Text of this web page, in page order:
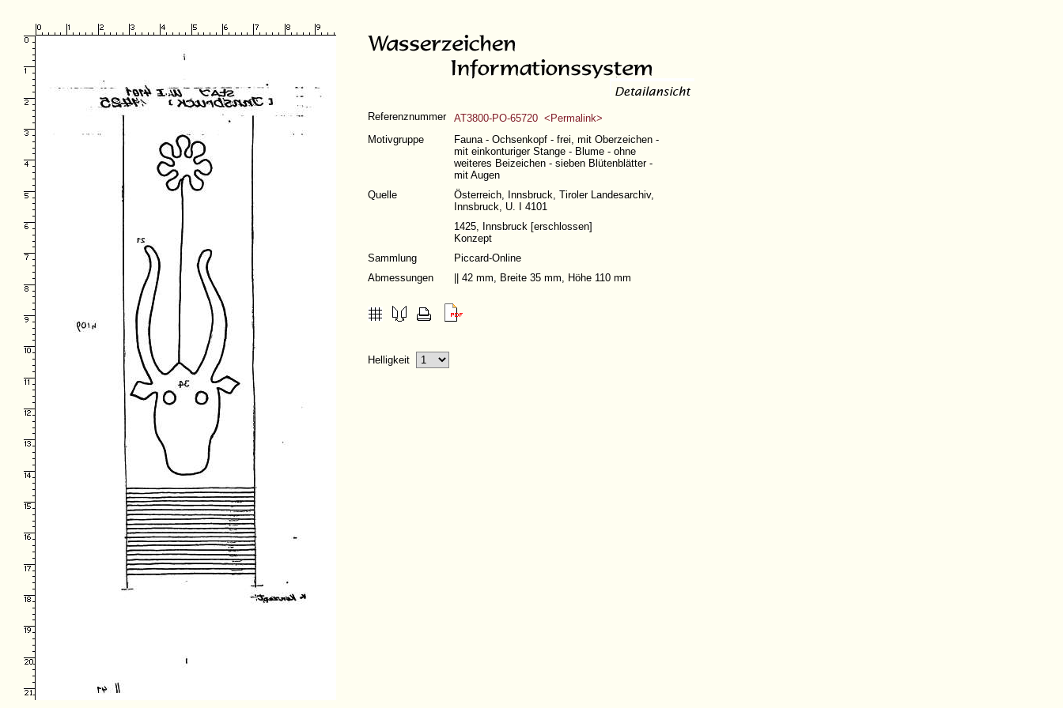
Referenznummer
AT3800-PO-65720 <Permalink>
Motivgruppe
Fauna - Ochsenkopf - frei, mit Oberzeichen -
mit einkonturiger Stange - Blume - ohne
weiteres Beizeichen - sieben Blütenblätter -
mit Augen
Quelle
Österreich, Innsbruck, Tiroler Landesarchiv,
Innsbruck, U. I 4101
1425, Innsbruck [erschlossen]
Konzept
Sammlung
Piccard-Online
Abmessungen
|| 42 mm, Breite 35 mm, Höhe 110 mm
Helligkeit